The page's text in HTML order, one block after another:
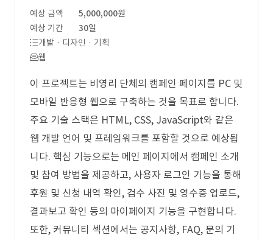
예상 금액
5,000,000원
예상 기간
30일
개발 · 디자인 · 기획
웹
이 프로젝트는 비영리 단체의 캠페인 페이지를 PC 및
모바일 반응형 웹으로 구축하는 것을 목표로 합니다.
주요 기술 스택은 HTML, CSS, JavaScript와 같은
웹 개발 언어 및 프레임워크를 포함할 것으로 예상됩
니다. 핵심 기능으로는 메인 페이지에서 캠페인 소개
및 참여 방법을 제공하고, 사용자 로그인 기능을 통해
후원 및 신청 내역 확인, 검수 사진 및 영수증 업로드,
결과보고 확인 등의 마이페이지 기능을 구현합니다.
또한, 커뮤니티 섹션에서는 공지사항, FAQ, 문의 기